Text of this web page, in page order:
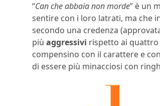
“Can che abbaia non morde” è un
sentire con i loro latrati, ma che
secondo una credenza
più aggressivi rispetto ai quattro
compensino con il carattere e con
di essere più minacciosi con